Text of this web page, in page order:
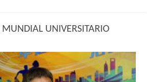
MUNDIAL UNIVERSITARIO